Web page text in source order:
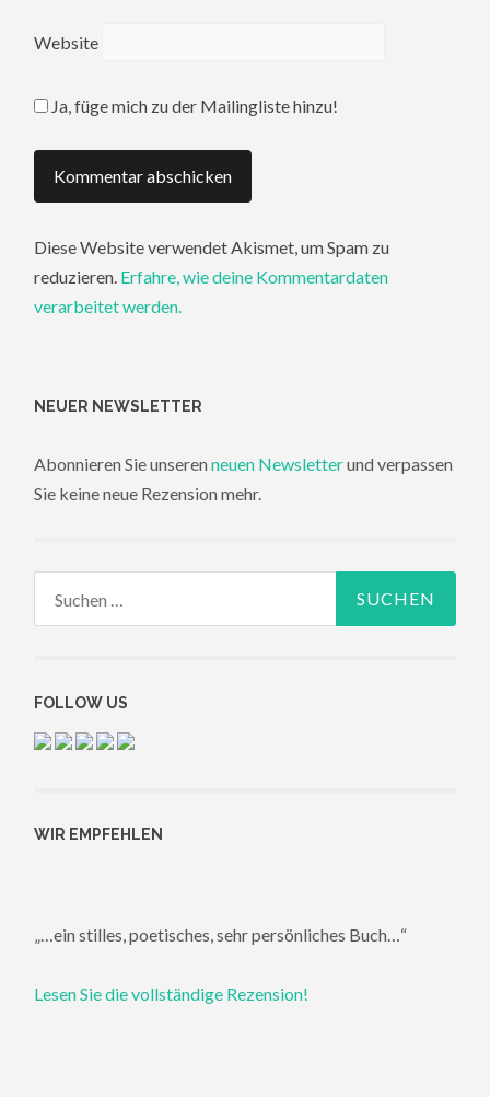
Website
Ja, füge mich zu der Mailingliste hinzu!
Diese Website verwendet Akismet, um Spam zu
reduzieren. Erfahre, wie deine Kommentardaten
verarbeitet werden.
NEUER NEWSLETTER
Abonnieren Sie unserenneuen Newsletterund verpassen
Sie keine neue Rezension mehr.
FOLLOW US
WIR EMPFEHLEN
„…ein stilles, poetisches, sehr persönliches Buch…“
Lesen Sie die vollständige Rezension!